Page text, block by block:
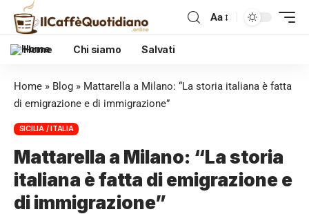
Aa
Home Chi siamo Salvati
Home » Blog » Mattarella a Milano: “La storia italiana è fatta
di emigrazione e di immigrazione”
SICILIA / ITALIA
Mattarella a Milano: “La storia
italiana è fatta di emigrazione e
di immigrazione”